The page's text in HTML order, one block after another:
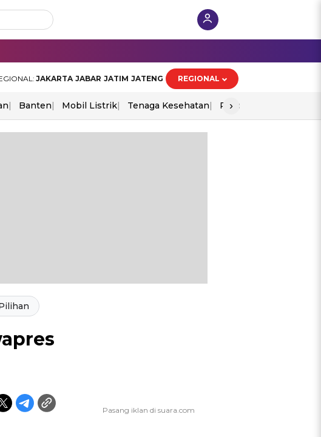
JAKARTA JABAR JATIM JATENG REGIONAL
Banten Mobil Listrik Tenaga Kesehatan Piala Aff 2026
›